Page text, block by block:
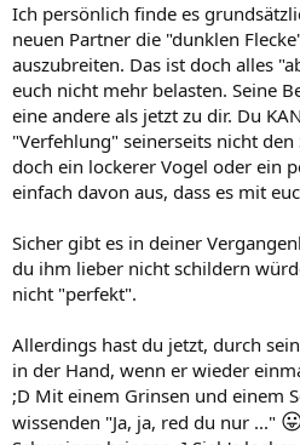
Ich persönlich finde es
neuen Partner die "dunklen
auszubreiten. Das ist doch alles
euch nicht mehr belasten. Seine
eine andere als jetzt zu dir. Du
"Verfehlung" seinerseits nicht den
doch ein lockerer Vogel oder ein
einfach davon aus, dass es mit
Sicher gibt es in deiner
du ihm lieber nicht schildern
nicht "perfekt".
Allerdings hast du jetzt, durch
in der Hand, wenn er wieder
;D Mit einem Grinsen und einem
wissenden "Ja, ja, red du nur ..."